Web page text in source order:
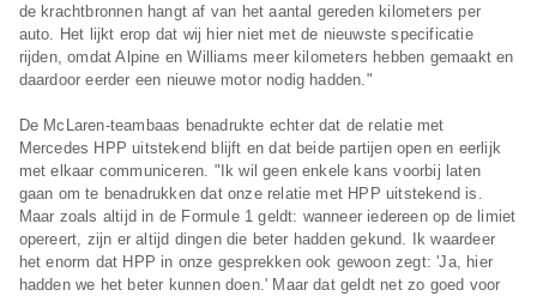
de krachtbronnen hangt af van het aantal gereden kilometers per
auto. Het lijkt erop dat wij hier niet met de nieuwste specificatie
rijden, omdat Alpine en Williams meer kilometers hebben gemaakt en
daardoor eerder een nieuwe motor nodig hadden."
De McLaren-teambaas benadrukte echter dat de relatie met
Mercedes HPP uitstekend blijft en dat beide partijen open en eerlijk
met elkaar communiceren. "Ik wil geen enkele kans voorbij laten
gaan om te benadrukken dat onze relatie met HPP uitstekend is.
Maar zoals altijd in de Formule 1 geldt: wanneer iedereen op de limiet
opereert, zijn er altijd dingen die beter hadden gekund. Ik waardeer
het enorm dat HPP in onze gesprekken ook gewoon zegt: 'Ja, hier
hadden we het beter kunnen doen.' Maar dat geldt net zo goed voor